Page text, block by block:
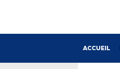
ACCUEIL